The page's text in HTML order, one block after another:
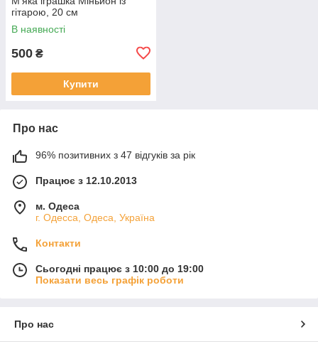
гітарою, 20 см
В наявності
500 ₴
Купити
Про нас
96% позитивних з 47 відгуків за рік
Працює з 12.10.2013
м. Одеса
г. Одесса, Одеса, Україна
Контакти
Сьогодні працює з 10:00 до 19:00
Показати весь графік роботи
Про нас